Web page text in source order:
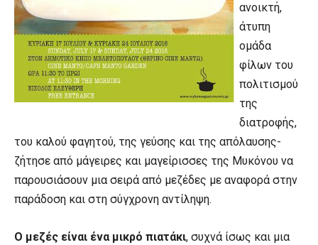
ανοικτή,
άτυπη
ομάδα
φίλων του
πολιτισμού
της
διατροφής,
του καλού φαγητού, της γεύσης και της απόλαυσης-
ζήτησε από μάγειρες και μαγείρισσες της Μυκόνου να
παρουσιάσουν μια σειρά από μεζέδες με αναφορά στην
παράδοση και στη σύγχρονη αντίληψη.
Ο μεζές είναι ένα μικρό πιατάκι, συχνά ίσως και μια